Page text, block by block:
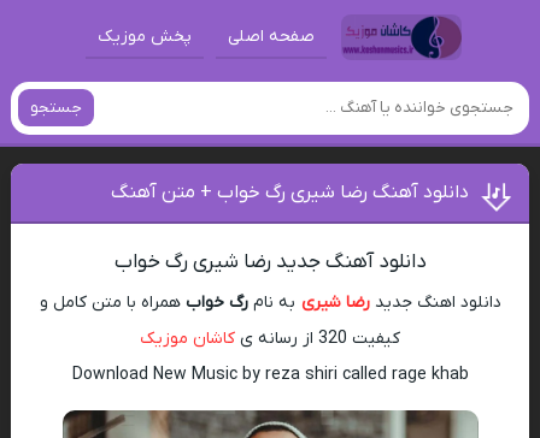
صفحه اصلی پخش موزیک
جستجو
دانلود آهنگ رضا شیری رگ خواب + متن آهنگ
دانلود آهنگ جدید رضا شیری رگ خواب
دانلود اهنگ جدیدرضا شیری به نامرگ خواب همراه با متن کامل و
کیفیت 320 از رسانه ی
کاشان موزیک
Download New Music by reza shiri called rage khab